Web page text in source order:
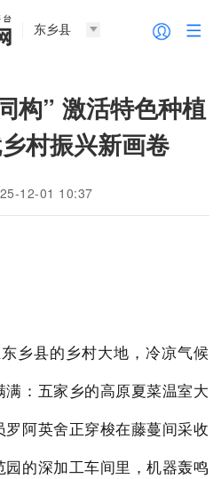
东乡县
构” 激活特色种植
村振兴新画卷
12-01 10:37
乡县的乡村大地，冷凉气候
：五家乡的高原夏菜温室大
阿英舍正穿梭在藤蔓间采收
的深加工车间里，机器轰鸣